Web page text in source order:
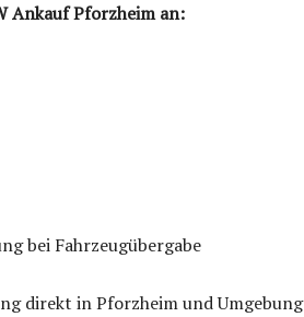
Ankauf Pforzheim an:
bei Fahrzeugübergabe
direkt in Pforzheim und Umgebung